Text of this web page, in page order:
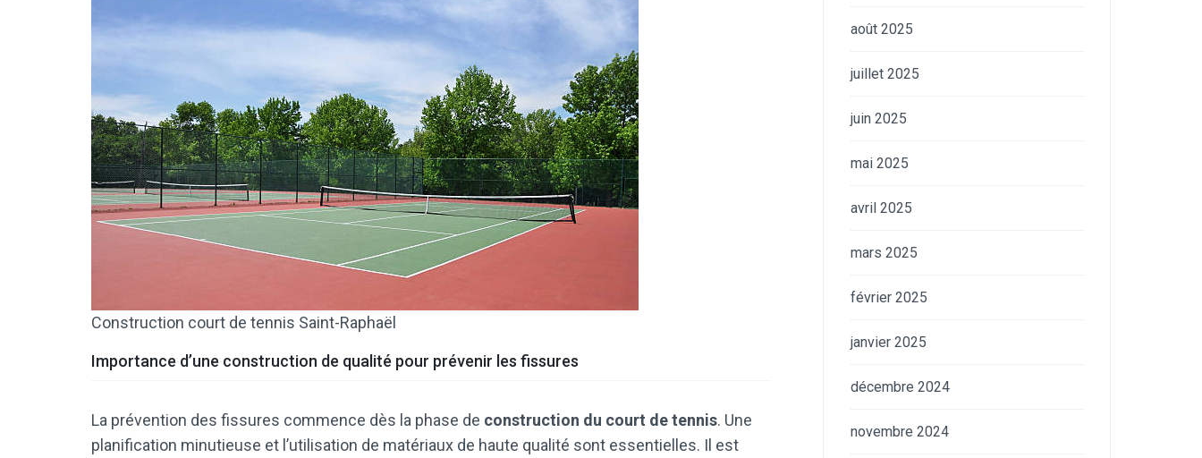
Construction court de tennis Saint-Raphaël
Importance d’une construction de qualité pour prévenir les fissures
La prévention des fissures commence dès la phase de construction du court de tennis. Une
planification minutieuse et l’utilisation de matériaux de haute qualité sont essentielles. Il est
août 2025
juillet 2025
juin 2025
mai 2025
avril 2025
mars 2025
février 2025
janvier 2025
décembre 2024
novembre 2024